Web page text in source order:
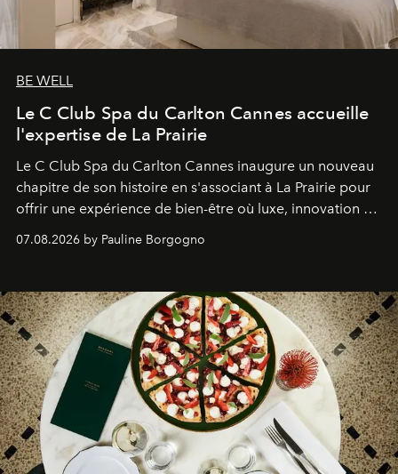
BE WELL
Le C Club Spa du Carlton Cannes accueille
l'expertise de La Prairie
Le C Club Spa du Carlton Cannes inaugure un nouveau
chapitre de son histoire en s'associant à La Prairie pour
offrir une expérience de bien-être où luxe, innovation et
expertise se rencontrent.
07.08.2026 by Pauline Borgogno